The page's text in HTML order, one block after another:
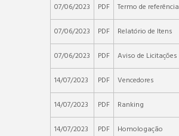
07/06/2023 PDF Termo de referência
07/06/2023 PDF Relatório de Itens
07/06/2023 PDF Aviso de Licitações
14/07/2023 PDF Vencedores
14/07/2023 PDF Ranking
14/07/2023 PDF Homologação